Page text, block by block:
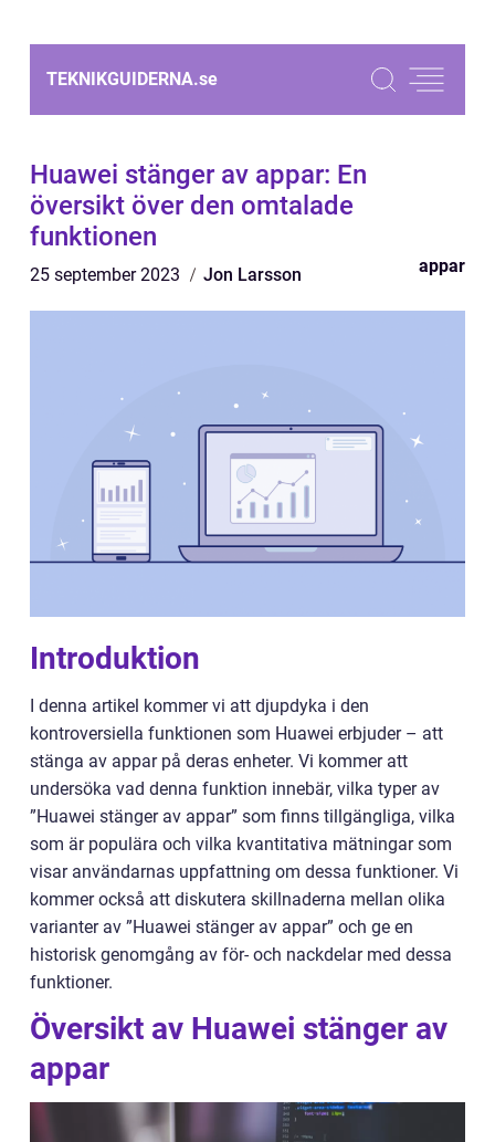
TEKNIKGUIDERNA.se
Huawei stänger av appar: En
översikt över den omtalade
funktionen
25 september 2023 Jon Larsson appar
Introduktion
I denna artikel kommer vi att djupdyka i den
kontroversiella funktionen som Huawei erbjuder – att
stänga av appar på deras enheter. Vi kommer att
undersöka vad denna funktion innebär, vilka typer av
”Huawei stänger av appar” som finns tillgängliga, vilka
som är populära och vilka kvantitativa mätningar som
visar användarnas uppfattning om dessa funktioner. Vi
kommer också att diskutera skillnaderna mellan olika
varianter av ”Huawei stänger av appar” och ge en
historisk genomgång av för- och nackdelar med dessa
funktioner.
Översikt av Huawei stänger av
appar